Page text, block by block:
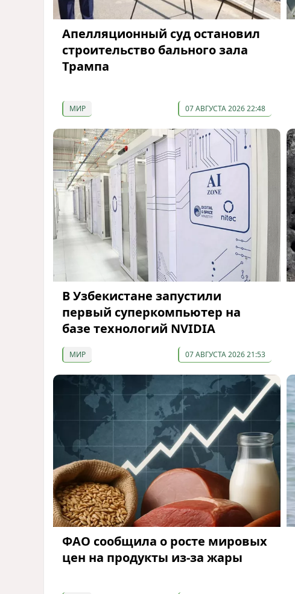
Апелляционный суд остановил
строительство бального зала
Трампа
МИР 07 АВГУСТА 2026 22:48
В Узбекистане запустили
первый суперкомпьютер на
базе технологий NVIDIA
МИР 07 АВГУСТА 2026 21:53
ФАО сообщила о росте мировых
цен на продукты из-за жары